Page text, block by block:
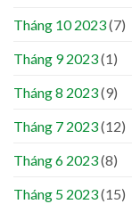
Tháng 10 2023(7)
Tháng 9 2023(1)
Tháng 8 2023(9)
Tháng 7 2023(12)
Tháng 6 2023(8)
Tháng 5 2023(15)